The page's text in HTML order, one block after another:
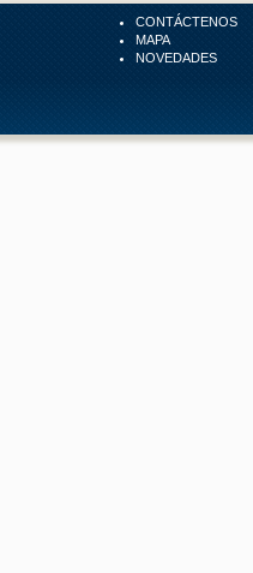
CONTÁCTENOS
MAPA
NOVEDADES